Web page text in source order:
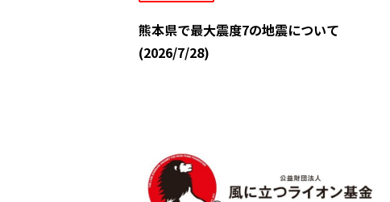
熊本県で最大震度7の地震について
(2026/7/28)